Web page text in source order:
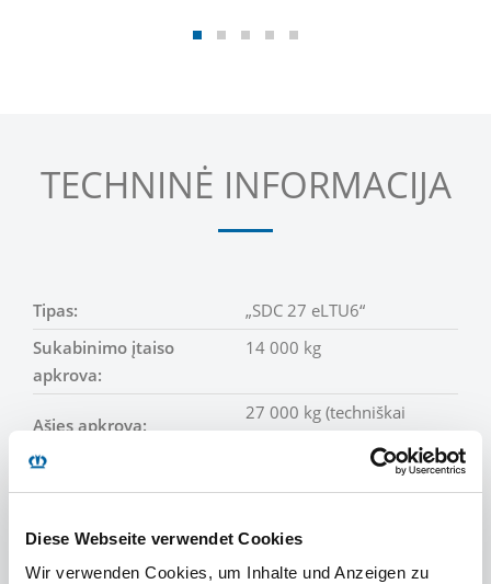
Diese Webseite verwendet Cookies
Wir verwenden Cookies, um Inhalte und Anzeigen zu
TECHNINĖ INFORMACIJA
Tipas:
„SDC 27 eLTU6“
Sukabinimo įtaiso
apkrova:
14 000 kg
Ašies apkrova:
27 000 kg (techniškai
Leidž. bendrasis svoris:
41 000 kg (techniškai
Savasis svoris:
apie 5 900 kg
apie 35 100 kg (techniškai